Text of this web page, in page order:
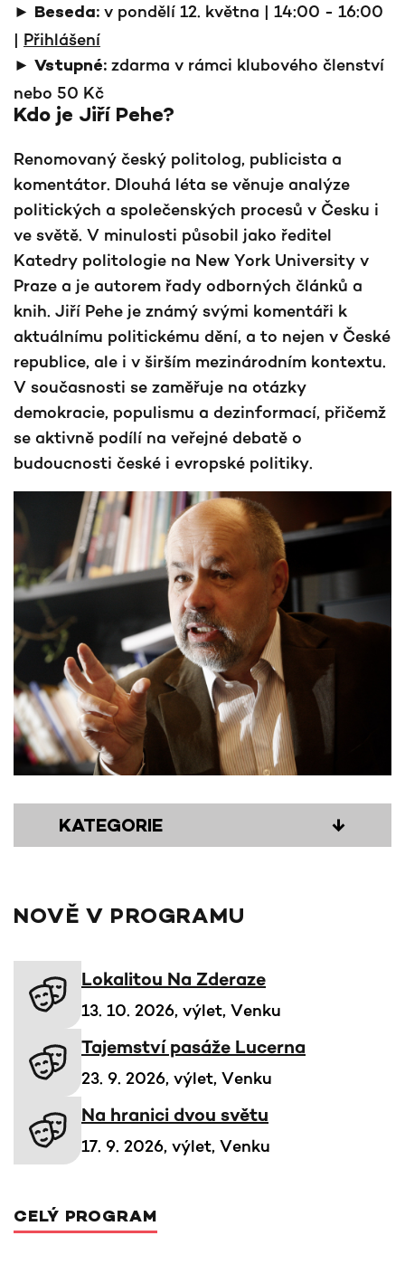
► Beseda: v pondělí 12. května | 14:00 - 16:00
| Přihlášení
► Vstupné: zdarma v rámci klubového členství
nebo 50 Kč
Kdo je Jiří Pehe?
Renomovaný český politolog, publicista a
komentátor. Dlouhá léta se věnuje analýze
politických a společenských procesů v Česku i
ve světě. V minulosti působil jako ředitel
Katedry politologie na New York University v
Praze a je autorem řady odborných článků a
knih. Jiří Pehe je známý svými komentáři k
aktuálnímu politickému dění, a to nejen v České
republice, ale i v širším mezinárodním kontextu.
V současnosti se zaměřuje na otázky
demokracie, populismu a dezinformací, přičemž
se aktivně podílí na veřejné debatě o
budoucnosti české i evropské politiky.​
KATEGORIE ↓
NOVĚ V PROGRAMU
Lokalitou Na Zderaze
13. 10. 2026, výlet, Venku
Tajemství pasáže Lucerna
23. 9. 2026, výlet, Venku
Na hranici dvou světu
17. 9. 2026, výlet, Venku
CELÝ PROGRAM